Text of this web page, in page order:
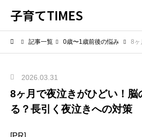
子育てTIMES
記事一覧 0歳〜1歳前後の悩み 8ヶ月で
2026.03.31
8ヶ月で夜泣きがひどい！脳
る？長引く夜泣きへの対策